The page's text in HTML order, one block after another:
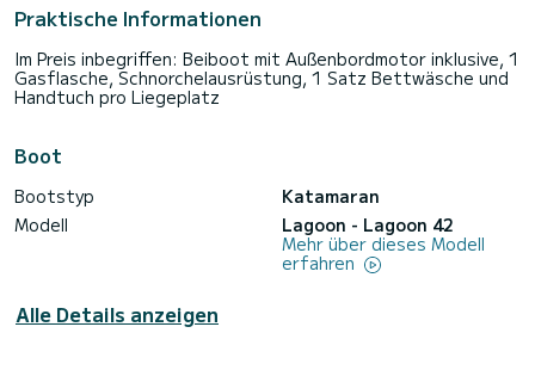
Praktische Informationen
Im Preis inbegriffen: Beiboot mit Außenbordmotor inklusive, 1
Gasflasche, Schnorchelausrüstung, 1 Satz Bettwäsche und
Handtuch pro Liegeplatz
Boot
Bootstyp
Katamaran
Modell
Lagoon - Lagoon 42
Mehr über dieses Modell
erfahren
Alle Details anzeigen